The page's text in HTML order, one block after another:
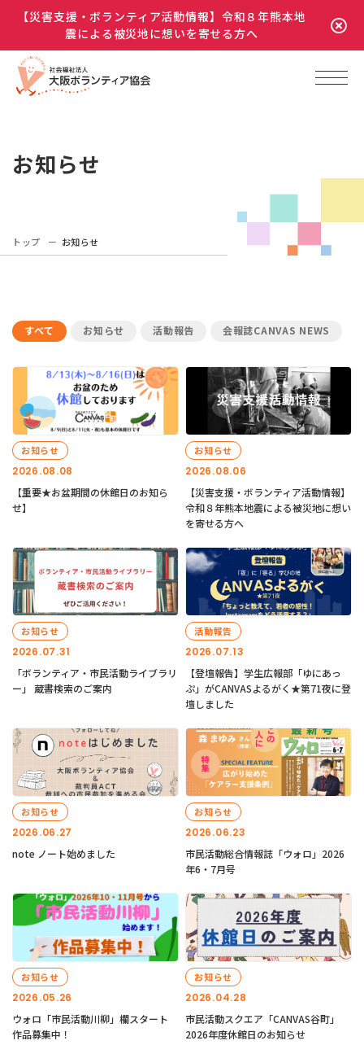
【災害支援・ボランティア活動情報】令和８年熊本地
震による被災地に想いを寄せる方へ
お知らせ
トップ お知らせ
すべて お知らせ 活動報告 会報誌CANVAS NEWS
2026.08.08
お知らせ
【重要★お盆期間の休館日のお知ら
せ】
2026.08.06
お知らせ
【災害支援・ボランティア活動情報】
令和８年熊本地震による被災地に想い
を寄せる方へ
2026.07.31
お知らせ
「ボランティア・市民活動ライブラリ
ー」 蔵書検索のご案内
2026.07.13
活動報告
【登壇報告】学生広報部「ゆにあっ
ぷ」がCANVASよるがく★第71夜に登
壇しました
2026.06.27
お知らせ
note ノート始めました
2026.06.23
お知らせ
市民活動総合情報誌「ウォロ」2026
年6・7月号
2026.05.26
お知らせ
ウォロ「市民活動川柳」欄スタート
作品募集中！
2026.04.28
お知らせ
市民活動スクエア「CANVAS谷町」
2026年度休館日のお知らせ